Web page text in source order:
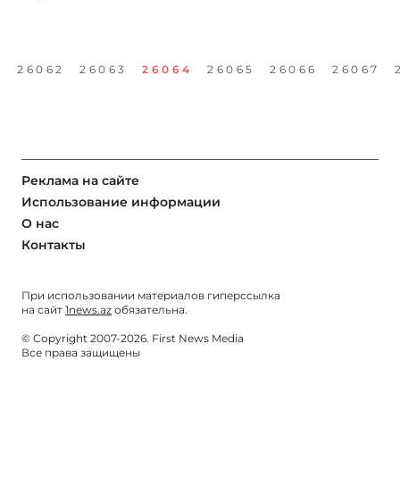
26062 26063 26064 26065 26066 26067
Реклама на сайте
Использование информации
О нас
Контакты
При использовании материалов гиперссылка
на сайт 1news.az обязательна.
© Copyright 2007-2026. First News Media
Все права защищены